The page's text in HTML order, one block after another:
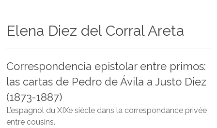
et
chercheurs
Faculté
des
lettres
Elena Diez del Corral Areta
Correspondencia epistolar entre primos:
las cartas de Pedro de Ávila a Justo Diez
(1873-1887)
L’espagnol du XIXe siècle dans la correspondance privée
entre cousins.